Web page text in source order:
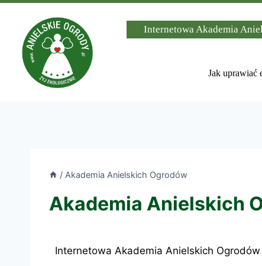
Internetowa Akademia
Jak uprawiać
/ Akademia Anielskich Ogrodów
Akademia Anielskich
Internetowa Akademia Anielskich